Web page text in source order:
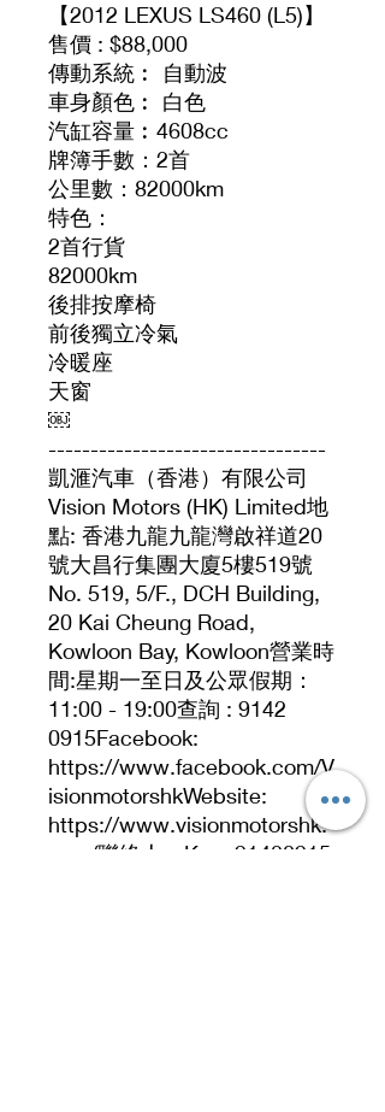
【2012 LEXUS LS460 (L5)】
售價 : $88,000
傳動系統︰ 自動波
車身顏色︰ 白色
汽缸容量︰4608cc
牌簿手數：2首
公里數：82000km
特色：
2首行貨
82000km
後排按摩椅
前後獨立冷氣
冷暖座
天窗
￼
---------------------------------
凱滙汽車（香港）有限公司
Vision Motors (HK) Limited地
點: 香港九龍九龍灣啟祥道20
號大昌行集團大廈5樓519號
No. 519, 5/F., DCH Building,
20 Kai Cheung Road,
Kowloon Bay, Kowloon營業時
間:星期一至日及公眾假期：
11:00 - 19:00查詢 : 9142
0915Facebook:
https://www.facebook.com/V
isionmotorshkWebsite:
https://www.visionmotorshk.
com/聯絡人：Ken. 91420915